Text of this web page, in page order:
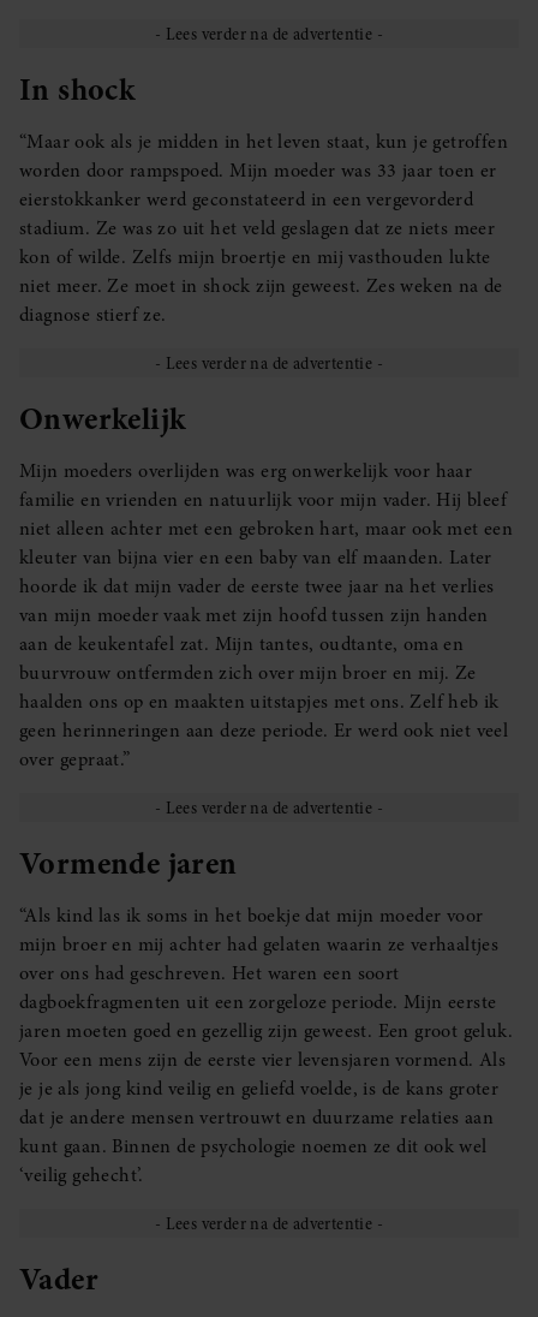
In shock
“Maar ook als je midden in het leven staat, kun je getroffen
worden door rampspoed. Mijn moeder was 33 jaar toen er
eierstokkanker werd geconstateerd in een vergevorderd
stadium. Ze was zo uit het veld geslagen dat ze niets meer
kon of wilde. Zelfs mijn broertje en mij vasthouden lukte
niet meer. Ze moet in shock zijn geweest. Zes weken na de
diagnose stierf ze.
Onwerkelijk
Mijn moeders overlijden was erg onwerkelijk voor haar
familie en vrienden en natuurlijk voor mijn vader. Hij bleef
niet alleen achter met een gebroken hart, maar ook met een
kleuter van bijna vier en een baby van elf maanden. Later
hoorde ik dat mijn vader de eerste twee jaar na het verlies
van mijn moeder vaak met zijn hoofd tussen zijn handen
aan de keukentafel zat. Mijn tantes, oudtante, oma en
buurvrouw ontfermden zich over mijn broer en mij. Ze
haalden ons op en maakten uitstapjes met ons. Zelf heb ik
geen herinneringen aan deze periode. Er werd ook niet veel
over gepraat.”
Vormende jaren
“Als kind las ik soms in het boekje dat mijn moeder voor
mijn broer en mij achter had gelaten waarin ze verhaaltjes
over ons had geschreven. Het waren een soort
dagboekfragmenten uit een zorgeloze periode. Mijn eerste
jaren moeten goed en gezellig zijn geweest. Een groot geluk.
Voor een mens zijn de eerste vier levensjaren vormend. Als
je je als jong kind veilig en geliefd voelde, is de kans groter
dat je andere mensen vertrouwt en duurzame relaties aan
kunt gaan. Binnen de psychologie noemen ze dit ook wel
‘veilig gehecht’.
Vader